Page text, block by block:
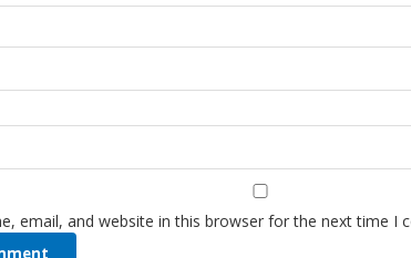
email, and website in this browser for the next time I